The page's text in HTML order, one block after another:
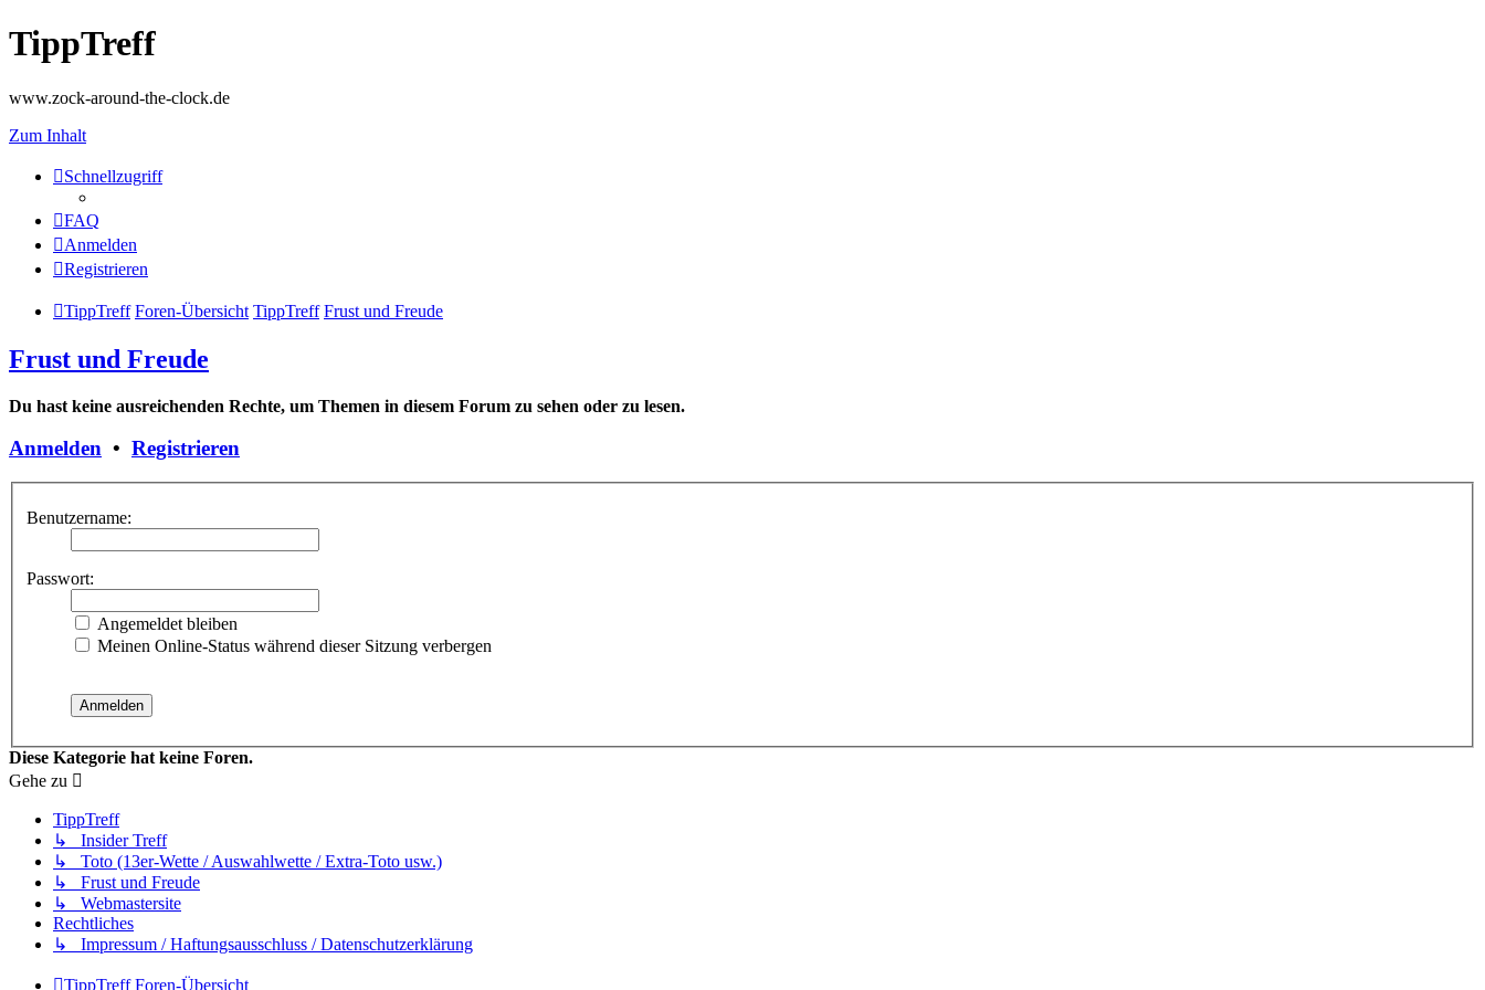
TippTreff
www.zock-around-the-clock.de
Zum Inhalt
Schnellzugriff
FAQ
Anmelden
Registrieren
TippTreff Foren-Übersicht TippTreff Frust und Freude
Frust und Freude
Du hast keine ausreichenden Rechte, um Themen in diesem Forum zu sehen oder zu lesen.
Anmelden • Registrieren
Benutzername:
Passwort:
Angemeldet bleiben
Meinen Online-Status während dieser Sitzung verbergen
Diese Kategorie hat keine Foren.
Gehe zu
TippTreff
↳ Insider Treff
↳ Toto (13er-Wette / Auswahlwette / Extra-Toto usw.)
↳ Frust und Freude
↳ Webmastersite
Rechtliches
↳ Impressum / Haftungsausschluss / Datenschutzerklärung
TippTreff Foren-Übersicht